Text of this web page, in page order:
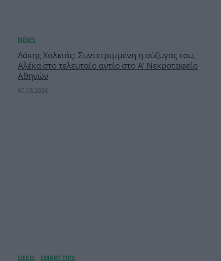
Λάκης Χαλκιάς: Συντετριμμένη η σύζυγός του,
Αλέκα στο τελευταίο αντίο στο Α’ Νεκροταφείο
Αθηνών
06.08.2026